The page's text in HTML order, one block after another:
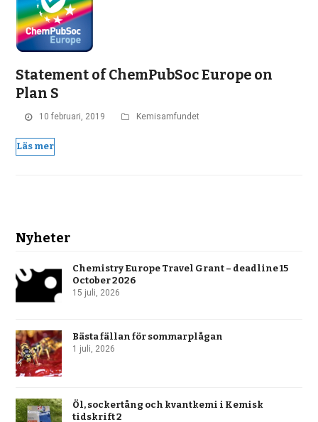
Statement of ChemPubSoc Europe on
Plan S
10 februari, 2019 Kemisamfundet
Läs mer
Nyheter
Chemistry Europe Travel Grant – deadline 15
October 2026
15 juli, 2026
Bästa fällan för sommarplågan
1 juli, 2026
Öl, sockertång och kvantkemi i Kemisk
tidskrift 2